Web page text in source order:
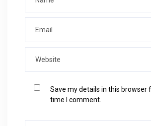
Save my details in this browser
time I comment.